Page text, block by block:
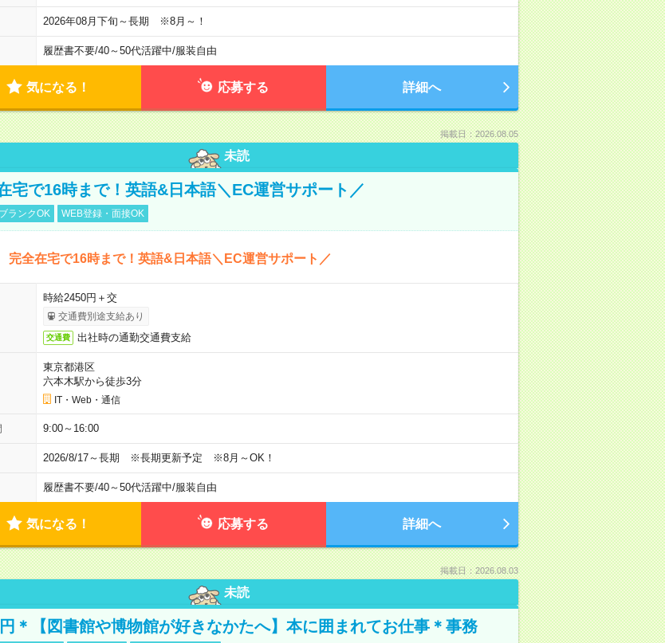
2026年08月下旬～長期 ※8月～！
履歴書不要/40～50代活躍中/服装自由
気になる！ 応募する 詳細へ
掲載日：2026.08.05
未読
宅で16時まで！英語&日本語＼EC運営サポート／
ブランクOK WEB登録・面接OK
完全在宅で16時まで！英語&日本語＼EC運営サポート／
時給2450円＋交
交通費別途支給あり
交通費 出社時の通勤交通費支給
東京都港区
六本木駅から徒歩3分
IT・Web・通信
9:00～16:00
2026/8/17～長期 ※長期更新予定 ※8月～OK！
履歴書不要/40～50代活躍中/服装自由
気になる！ 応募する 詳細へ
掲載日：2026.08.03
未読
＊【図書館や博物館が好きなかたへ】本に囲まれてお仕事＊事務